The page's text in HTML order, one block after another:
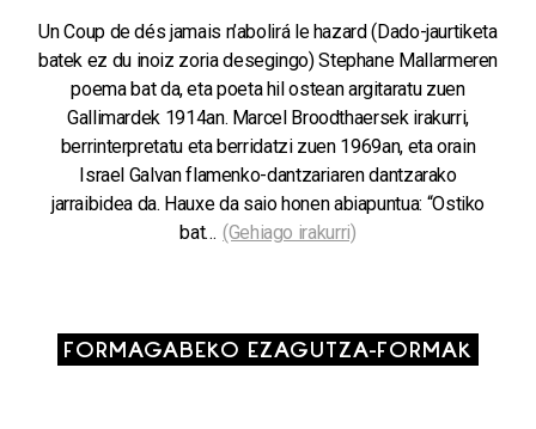
Un Coup de dés jamais n’abolirá le hazard (Dado-jaurtiketa
batek ez du inoiz zoria desegingo) Stephane Mallarmeren
poema bat da, eta poeta hil ostean argitaratu zuen
Gallimardek 1914an. Marcel Broodthaersek irakurri,
berrinterpretatu eta berridatzi zuen 1969an, eta orain
Israel Galvan flamenko-dantzariaren dantzarako
jarraibidea da. Hauxe da saio honen abiapuntua: “Ostiko
bat… (Gehiago irakurri)
FORMAGABEKO EZAGUTZA-FORMAK